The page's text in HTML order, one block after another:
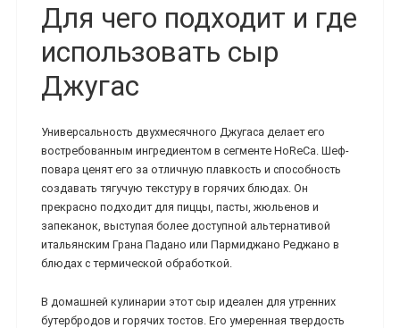
Для чего подходит и где
использовать сыр
Джугас
Универсальность двухмесячного Джугаса делает его
востребованным ингредиентом в сегменте HoReCa. Шеф-
повара ценят его за отличную плавкость и способность
создавать тягучую текстуру в горячих блюдах. Он
прекрасно подходит для пиццы, пасты, жюльенов и
запеканок, выступая более доступной альтернативой
итальянским Грана Падано или Пармиджано Реджано в
блюдах с термической обработкой.
В домашней кулинарии этот сыр идеален для утренних
бутербродов и горячих тостов. Его умеренная твердость